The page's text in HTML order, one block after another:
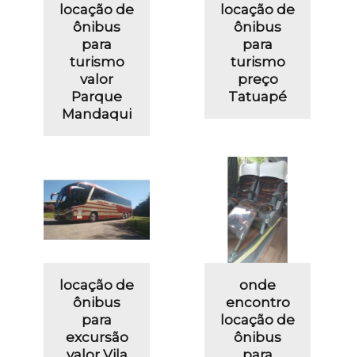
locação de
ônibus
para
turismo
valor
Parque
Mandaqui
locação de
ônibus
para
turismo
preço
Tatuapé
locação de
ônibus
para
excursão
onde
encontro
locação de
ônibus